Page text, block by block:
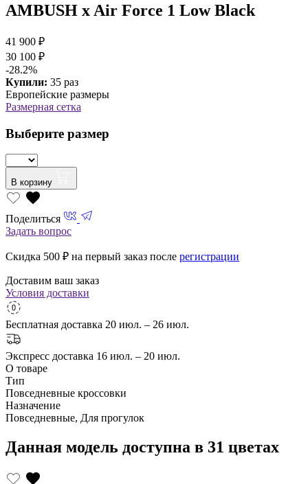
AMBUSH x Air Force 1 Low Black
41 900 ₽
30 100 ₽
-28.2%
Купили: 35 раз
Европейские размеры
Размерная сетка
Выберите размер
В корзину
Поделиться
Задать вопрос
Скидка 500 ₽ на первый заказ после регистрации
Доставим ваш заказ
Условия доставки
Бесплатная доставка 20 июл. – 26 июл.
Экспресс доставка 16 июл. – 20 июл.
О товаре
Тип
Повседневные кроссовки
Назначение
Повседневные, Для прогулок
Данная модель доступна в 31 цветах